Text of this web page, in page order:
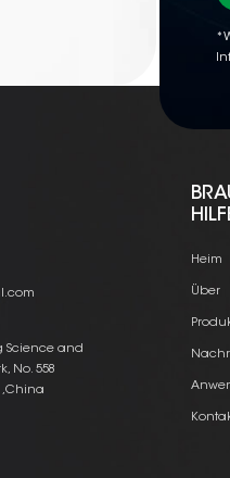
Science and
No. 558
Heim
Über